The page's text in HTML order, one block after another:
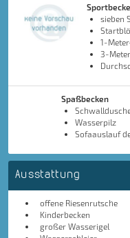
sieben
1-
3-
Spaßbecken
Wasserpilz
Sofaauslauf
Ausstattung
offene Riesenrutsche
Kinderbecken
großer Wasserigel